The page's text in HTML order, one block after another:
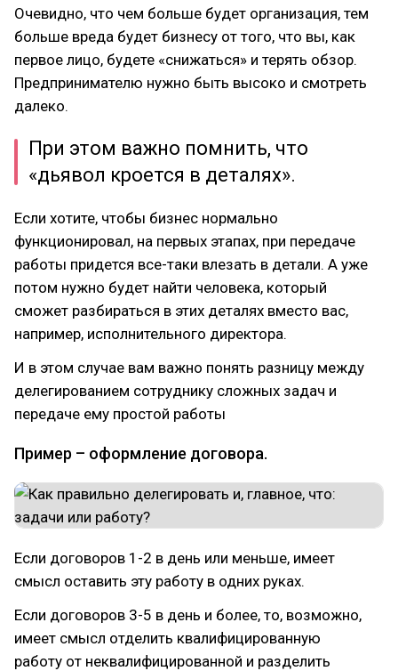
Очевидно, что чем больше будет организация, тем
больше вреда будет бизнесу от того, что вы, как
первое лицо, будете «снижаться» и терять обзор.
Предпринимателю нужно быть высоко и смотреть
далеко.
При этом важно помнить, что
«дьявол кроется в деталях».
Если хотите, чтобы бизнес нормально
функционировал, на первых этапах, при передаче
работы придется все-таки влезать в детали. А уже
потом нужно будет найти человека, который
сможет разбираться в этих деталях вместо вас,
например, исполнительного директора.
И в этом случае вам важно понять разницу между
делегированием сотруднику сложных задач и
передаче ему простой работы
Пример – оформление договора.
Если договоров 1-2 в день или меньше, имеет
смысл оставить эту работу в одних руках.
Если договоров 3-5 в день и более, то, возможно,
имеет смысл отделить квалифицированную
работу от неквалифицированной и разделить